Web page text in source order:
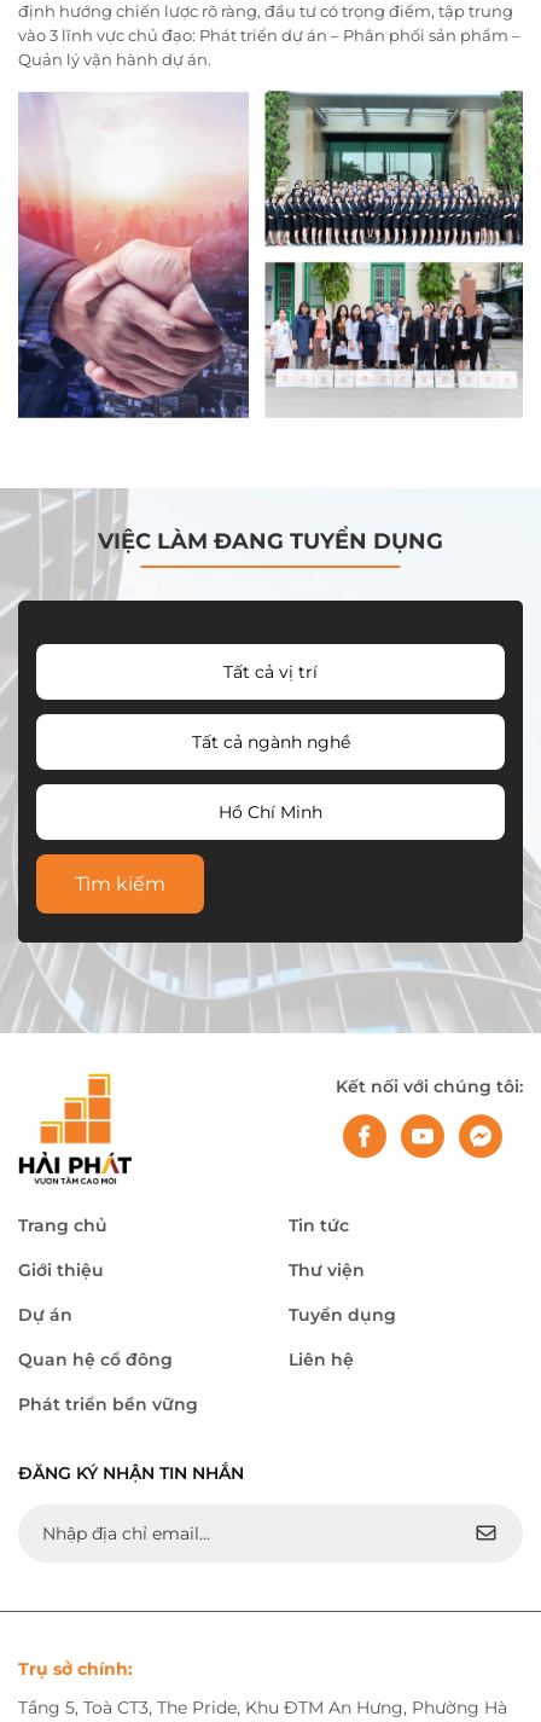
định hướng chiến lược rõ ràng, đầu tư có trọng điểm, tập trung
vào 3 lĩnh vực chủ đạo: Phát triển dự án – Phân phối sản phẩm –
Quản lý vận hành dự án.
VIỆC LÀM ĐANG TUYỂN DỤNG
Tất cả vị trí
Tất cả ngành nghề
Hồ Chí Minh
Tìm kiếm
Kết nối với chúng tôi:
Trang chủ
Giới thiệu
Dự án
Quan hệ cổ đông
Phát triển bền vững
Tin tức
Thư viện
Tuyển dụng
Liên hệ
ĐĂNG KÝ NHẬN TIN NHẮN
Trụ sở chính:
Tầng 5, Toà CT3, The Pride, Khu ĐTM An Hưng, Phường Hà